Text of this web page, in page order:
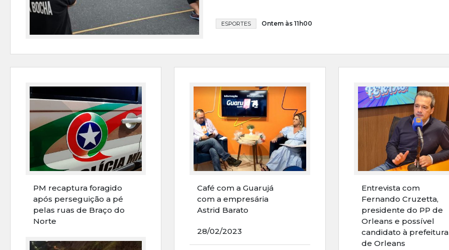
ESPORTES Ontem às 11h00
PM recaptura foragido
após perseguição a pé
pelas ruas de Braço do
Norte
Café com a Guarujá
com a empresária
Astrid Barato
28/02/2023
Entrevista com
Fernando Cruzetta,
presidente do PP de
Orleans e possível
candidato à prefeitura
de Orleans